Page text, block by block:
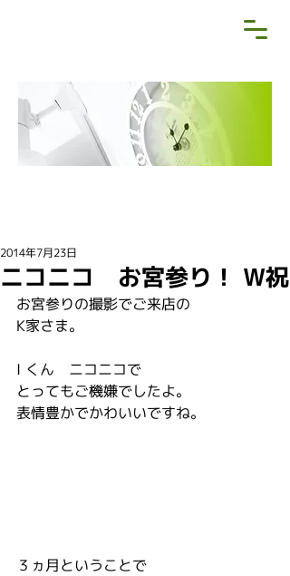
ニコニコ お宮参り！ W祝
2014年7月23日
お宮参りの撮影でご来店の
K家さま。
I くん　ニコニコで
とってもご機嫌でしたよ。
表情豊かでかわいいですね。
３ヵ月ということで